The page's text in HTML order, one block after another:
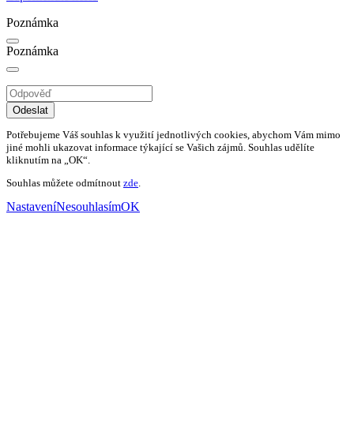
Poznámka
Poznámka
Odeslat
Potřebujeme Váš souhlas k využití jednotlivých cookies, abychom Vám mimo
jiné mohli ukazovat informace týkající se Vašich zájmů. Souhlas udělíte
kliknutím na „OK“.
Souhlas můžete odmítnout zde.
NastaveníNesouhlasímOK